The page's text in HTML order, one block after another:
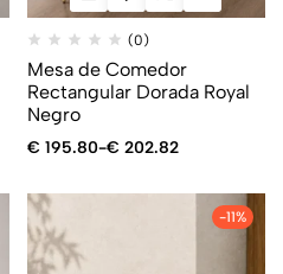
(0)
Mesa de Comedor
Rectangular Dorada Royal
Negro
€ 195.80-€ 202.82
-11%